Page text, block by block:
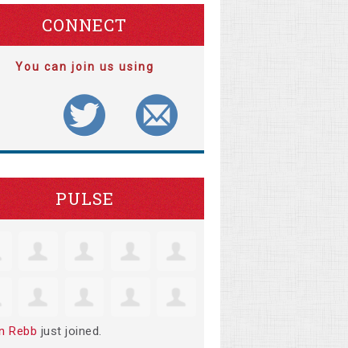
CONNECT
You can join us using
PULSE
Rebb just joined.